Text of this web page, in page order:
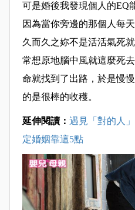
可是婚後我發現個人的EQ
因為當你旁邊的那個人每
久而久之妳不是活活氣死
常想原地腦中風就這麼死
命就找到了出路，於是慢
的是很棒的收穫。
延伸閱讀： 遇見「對的人
定婚姻靠這5點